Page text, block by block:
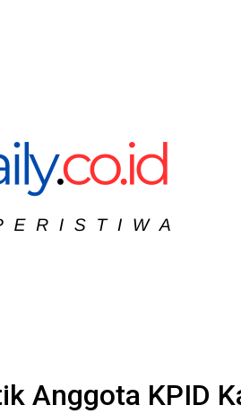
Anggota KPID